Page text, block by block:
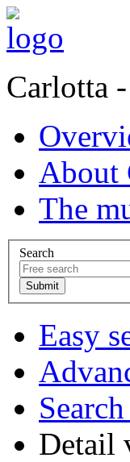
Carlotta
About
The
Search
Easy
Detail